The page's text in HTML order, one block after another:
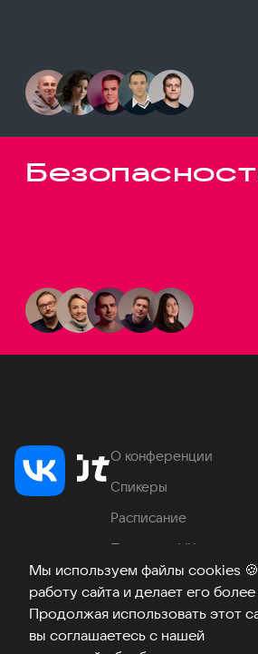
Мы используем файлы cookies 🍪
работу сайта и делает его
Продолжая использовать этот
вы соглашаетесь с нашей
О конференции
Спикеры
Расписание
Продукты VK
Место проведения
Часто задаваемые